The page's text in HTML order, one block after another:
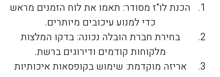
הכנת לו"ז מסודר: תאמו את לוח הזמנים מראש
כדי למנוע עיכובים מיותרים.
בחירת חברת הובלה נכונה: בדקו המלצות
מלקוחות קודמים ודירוגים ברשת.
אריזה מוקדמת: שימוש בקופסאות איכותיות